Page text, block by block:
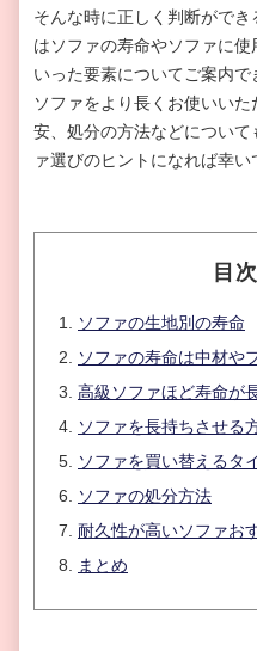
そんな時に正しく判断がで
はソファの寿命やソファに
いった要素についてご案内で
ソファをより長くお使いい
安、処分の方法などについ
ァ選びのヒントになれば幸い
目次
ソファの生地別の寿命
ソファの寿命は中材や
高級ソファほど寿命が
ソファを長持ちさせる
ソファを買い替えるタ
ソファの処分方法
耐久性が高いソファお
まとめ